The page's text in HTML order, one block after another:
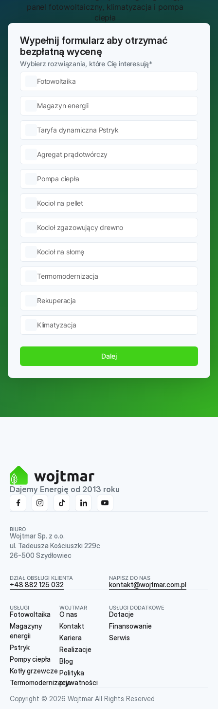
Wypełnij formularz aby otrzymać
bezpłatną wycenę
Wybierz rozwiązania, które Cię interesują*
Fotowoltaika
Magazyn energii
Taryfa dynamiczna Pstryk
Agregat prądotwórczy
Pompa ciepła
Kocioł na pellet
Kocioł zgazowujący drewno
Kocioł na słomę
Termomodernizacja
Rekuperacja
Klimatyzacja
Dalej
Dajemy Energię od 2013 roku
BIURO
Wojtmar Sp. z o.o.
ul. Tadeusza Kościuszki 229c
26-500 Szydłowiec
DZIAŁ OBSŁUGI KLIENTA
+48 882 125 032
NAPISZ DO NAS
kontakt@wojtmar.com.pl
USŁUGI
Fotowoltaika
Magazyny
energii
Pstryk
Pompy ciepła
Kotły grzewcze
Termomodernizacja
WOJTMAR
O nas
Kontakt
Kariera
Realizacje
Blog
Polityka
prywatności
USŁUGI DODATKOWE
Dotacje
Finansowanie
Serwis
Copyright © 2026 Wojtmar All Rights Reserved